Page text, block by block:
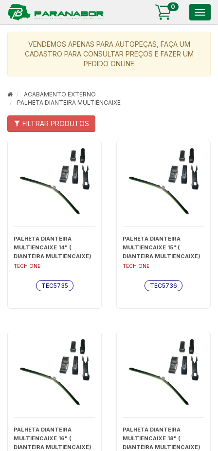
0
VENDEMOS APENAS PARA AUTOPEÇAS, FAÇA UM
CADASTRO PARA CONSULTAR PREÇOS E FAZER UM
PEDIDO ONLINE
ACABAMENTO EXTERNO
PALHETA DIANTEIRA MULTIENCAIXE
FILTRAR PRODUTOS
PALHETA DIANTEIRA
MULTIENCAIXE 14" (
DIANTEIRA MULTIENCAIXE)
- TEC5735
TECH ONE
TEC5735
PALHETA DIANTEIRA
MULTIENCAIXE 15" (
DIANTEIRA MULTIENCAIXE)
- TEC5736
TECH ONE
TEC5736
PALHETA DIANTEIRA
MULTIENCAIXE 16" (
DIANTEIRA MULTIENCAIXE)
PALHETA DIANTEIRA
MULTIENCAIXE 18" (
DIANTEIRA MULTIENCAIXE)